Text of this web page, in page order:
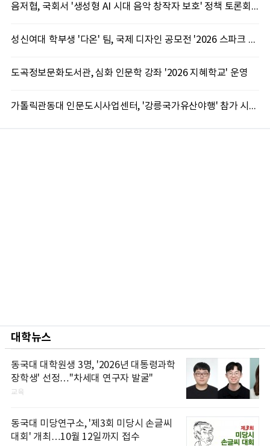
음저협, 국회서 '생성형 AI 시대 음악 창작자 보호' 정책 토론회 10일 개최
성신여대 학부생 '다온' 팀, 국제 디자인 공모전 '2026 스파크 어워드' 동상 수상
도곡정보문화도서관, 심화 인문학 강좌 '2026 지혜학교' 운영
가톨릭관동대 인문도시사업센터, '강릉국가유산야행' 참가 시민 15명 모집
대학뉴스
동국대 대학원생 3명, '2026년 대통령과학
장학생' 선정…"차세대 연구자 발굴"
교육
동국대 미당연구소, '제3회 미당시 손글씨
대회' 개최…10월 12일까지 접수